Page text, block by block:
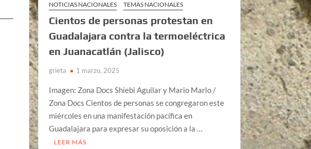
NOTICIAS NACIONALES
TEMAS NACIONALES
Cientos de personas protestan en
Guadalajara contra la termoeléctrica
en Juanacatlán (Jalisco)
grieta 1 marzo, 2025
Imagen: Zona Docs Shiebi Aguilar y Mario Marlo /
Zona Docs Cientos de personas se congregaron este
miércoles en una manifestación pacífica en
Guadalajara para expresar su oposición a la …
LEER MÁS